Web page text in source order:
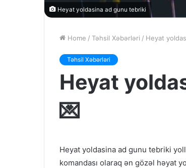
Heyat yoldasina ad gunu tebriki
Home / Təhsil Xəbərləri / Heyat
Təhsil Xəbərləri
Heyat
💌
Heyat yoldasina ad gunu tebriki
komandası olaraq ən gözəl həyat